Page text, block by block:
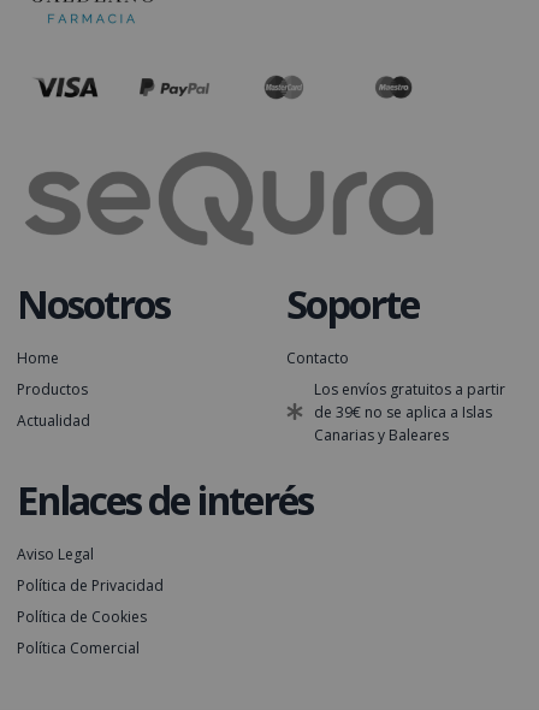
Nosotros
Home
Productos
Actualidad
Soporte
Contacto
Los envíos gratuitos a partir
de 39€ no se aplica a Islas
Canarias y Baleares
Enlaces de interés
Aviso Legal
Política de Privacidad
Política de Cookies
Política Comercial